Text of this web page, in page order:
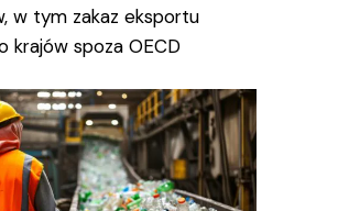
w tym zakaz eksportu
krajów spoza OECD